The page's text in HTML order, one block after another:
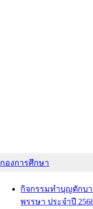
กองการศึกษา
กิจกรรมทำบุญตักบ
พรรษา ประจำปี